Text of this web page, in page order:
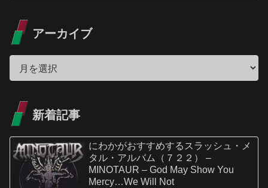
アーカイブ
新着記事
にわかがおすすめするスラッシュ・メ
タル・アルバム（７２２） –
MINOTAUR – God May Show You
Mercy…We Will Not